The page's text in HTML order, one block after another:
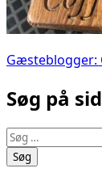
Gæsteblogger:
Søg på
Søg
efter: